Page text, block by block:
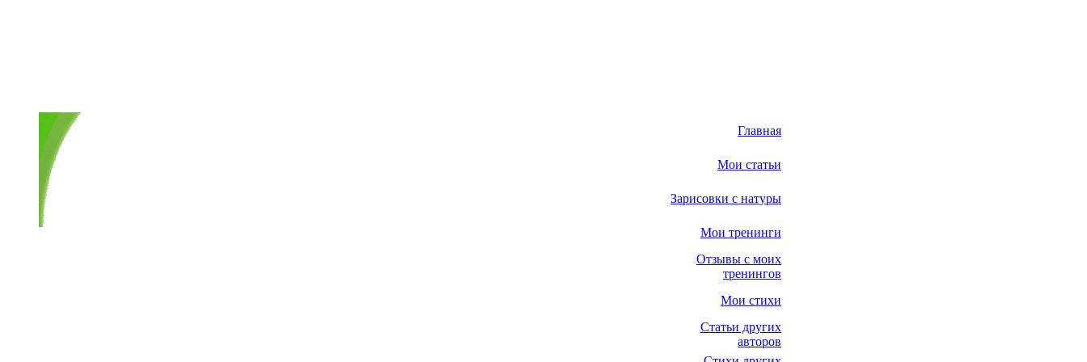
Главная
Мои статьи
Зарисовки с натуры
Мои тренинги
Отзывы с моих
тренингов
Мои стихи
Статьи других
авторов